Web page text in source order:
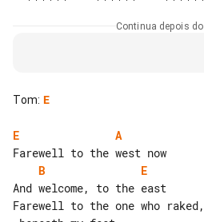
Continua depois
Tom: E
E
A
B
E
And welcome, to the east
Farewell to the one who